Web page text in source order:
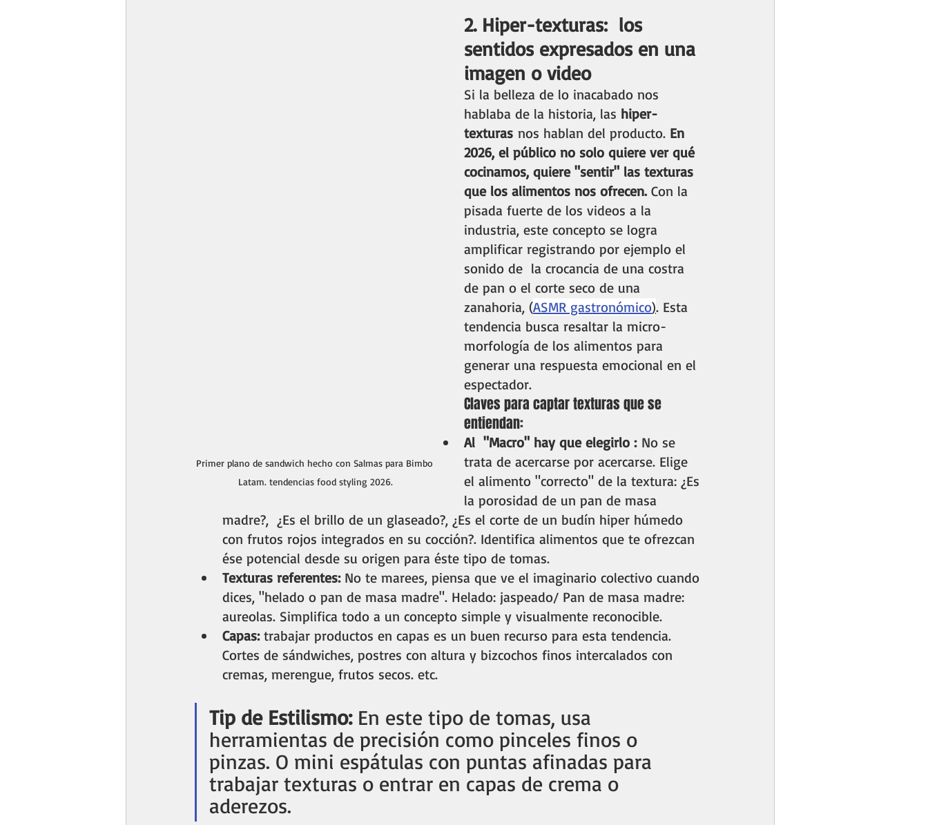
Primer plano de sandwich hecho con Salmas para Bimbo
Latam. tendencias food styling 2026.
2. Hiper-texturas:  los
sentidos expresados en una
imagen o video
Si la belleza de lo inacabado nos
hablaba de la historia, las hiper-
texturas nos hablan del producto. En
2026, el público no solo quiere ver qué
cocinamos, quiere "sentir" las texturas
que los alimentos nos ofrecen. Con la
pisada fuerte de los videos a la
industria, este concepto se logra
amplificar registrando por ejemplo el
sonido de  la crocancia de una costra
de pan o el corte seco de una
zanahoria, (ASMR gastronómico). Esta
tendencia busca resaltar la micro-
morfología de los alimentos para
generar una respuesta emocional en el
espectador.
Claves para captar texturas que se
entiendan:
Al  "Macro" hay que elegirlo : No se
trata de acercarse por acercarse. Elige
el alimento "correcto" de la textura: ¿Es
la porosidad de un pan de masa
madre?,  ¿Es el brillo de un glaseado?, ¿Es el corte de un budín hiper húmedo
con frutos rojos integrados en su cocción?. Identifica alimentos que te ofrezcan
ése potencial desde su origen para éste tipo de tomas.
Texturas referentes: No te marees, piensa que ve el imaginario colectivo cuando
dices, "helado o pan de masa madre". Helado: jaspeado/ Pan de masa madre:
aureolas. Simplifica todo a un concepto simple y visualmente reconocible.
Capas: trabajar productos en capas es un buen recurso para esta tendencia.
Cortes de sándwiches, postres con altura y bizcochos finos intercalados con
cremas, merengue, frutos secos. etc.
Tip de Estilismo: En este tipo de tomas, usa
herramientas de precisión como pinceles finos o
pinzas. O mini espátulas con puntas afinadas para
trabajar texturas o entrar en capas de crema o
aderezos.